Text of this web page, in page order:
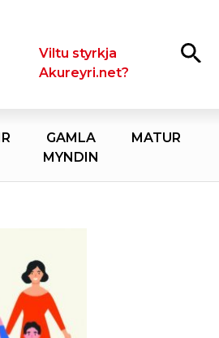
LeitaViltu styrkja
Akureyri.net?
GAMLA
MYNDIN
MATUR